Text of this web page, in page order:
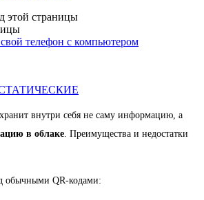
внутри себя не саму информацию, а
в облаке. Преимущества и недостатки
обычными QR-кодами: